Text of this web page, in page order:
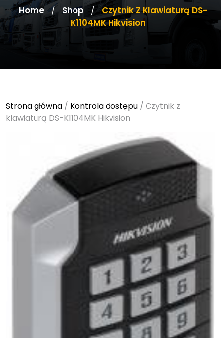
Home / Shop / Czytnik Z Klawiaturą DS-
K1104MK Hikvision
Strona główna / Kontrola dostępu / Czytnik z
klawiaturą DS-K1104MK Hikvision